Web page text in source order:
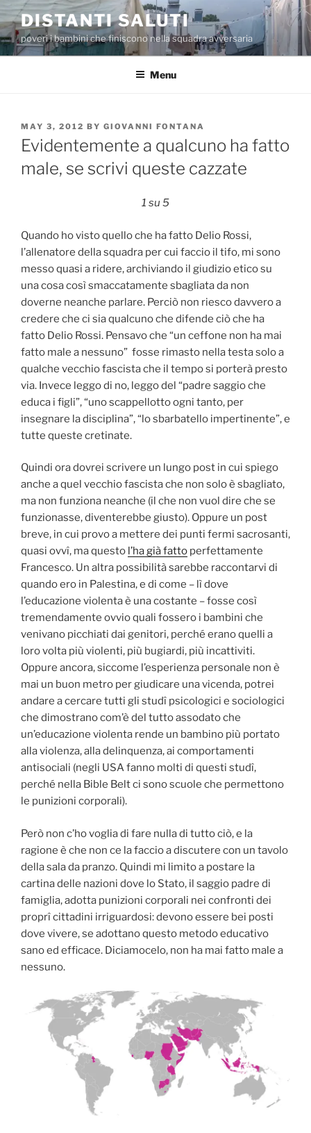
Skip
to
content
DISTANTI SALUTI
poveri i bambini che finiscono nella squadra avversaria
Menu
POSTED
ON
MAY 3, 2012 BY GIOVANNI FONTANA
Evidentemente a qualcuno ha fatto
male, se scrivi queste cazzate
1 su 5
Quando ho visto quello che ha fatto Delio Rossi,
l’allenatore della squadra per cui faccio il tifo, mi sono
messo quasi a ridere, archiviando il giudizio etico su
una cosa così smaccatamente sbagliata da non
doverne neanche parlare. Perciò non riesco davvero a
credere che ci sia qualcuno che difende ciò che ha
fatto Delio Rossi. Pensavo che “un ceffone non ha mai
fatto male a nessuno” fosse rimasto nella testa solo a
qualche vecchio fascista che il tempo si porterà presto
via. Invece leggo di no, leggo del “padre saggio che
educa i figli”, “uno scappellotto ogni tanto, per
insegnare la disciplina”, “lo sbarbatello impertinente”, e
tutte queste cretinate.
Quindi ora dovrei scrivere un lungo post in cui spiego
anche a quel vecchio fascista che non solo è sbagliato,
ma non funziona neanche (il che non vuol dire che se
funzionasse, diventerebbe giusto). Oppure un post
breve, in cui provo a mettere dei punti fermi sacrosanti,
quasi ovvî, ma questo l’ha già fatto perfettamente
Francesco. Un altra possibilità sarebbe raccontarvi di
quando ero in Palestina, e di come – lì dove
l’educazione violenta è una costante – fosse così
tremendamente ovvio quali fossero i bambini che
venivano picchiati dai genitori, perché erano quelli a
loro volta più violenti, più bugiardi, più incattiviti.
Oppure ancora, siccome l’esperienza personale non è
mai un buon metro per giudicare una vicenda, potrei
andare a cercare tutti gli studî psicologici e sociologici
che dimostrano com’è del tutto assodato che
un’educazione violenta rende un bambino più portato
alla violenza, alla delinquenza, ai comportamenti
antisociali (negli USA fanno molti di questi studî,
perché nella Bible Belt ci sono scuole che permettono
le punizioni corporali).
Però non c’ho voglia di fare nulla di tutto ciò, e la
ragione è che non ce la faccio a discutere con un tavolo
della sala da pranzo. Quindi mi limito a postare la
cartina delle nazioni dove lo Stato, il saggio padre di
famiglia, adotta punizioni corporali nei confronti dei
proprî cittadini irriguardosi: devono essere bei posti
dove vivere, se adottano questo metodo educativo
sano ed efficace. Diciamocelo, non ha mai fatto male a
nessuno.